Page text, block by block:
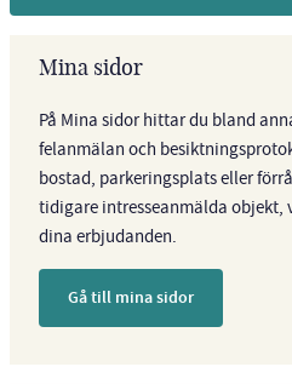
Mina sidor
På Mina sidor hittar du bland
felanmälan och
bostad, parkeringsplats eller
tidigare intresseanmälda objekt,
dina erbjudanden.
Gå till mina sidor